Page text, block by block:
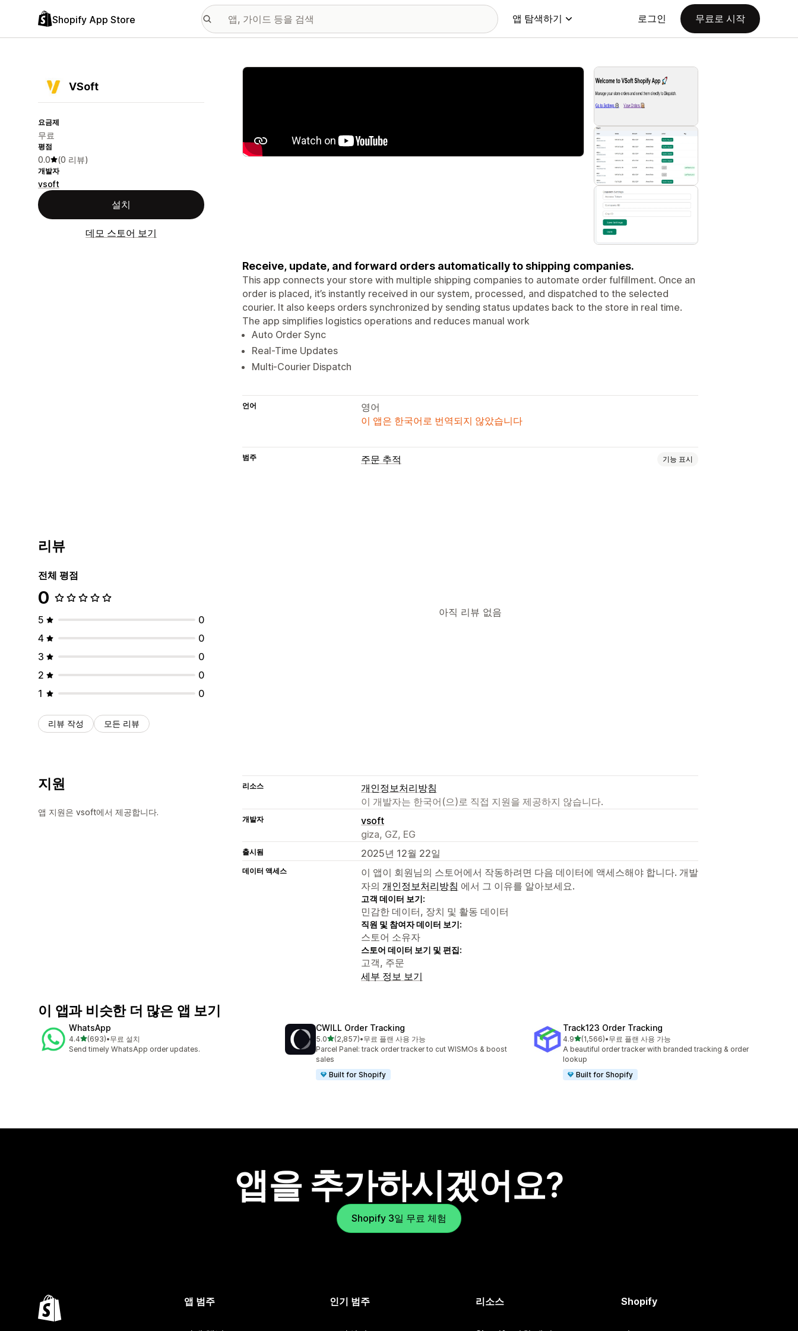
Shopify App Store 앱 탐색하기 로그인 무료로 시작
VSoft
요금제
무료
평점
0.0 (0 리뷰)
개발자
vsoft
설치
데모 스토어 보기
추천 이미지 갤러리
Receive, update, and forward orders automatically to shipping companies.
This app connects your store with multiple shipping companies to automate order fulfillment. Once an
order is placed, it’s instantly received in our system, processed, and dispatched to the selected
courier. It also keeps orders synchronized by sending status updates back to the store in real time.
The app simplifies logistics operations and reduces manual work
Auto Order Sync
Real-Time Updates
Multi-Courier Dispatch
언어
영어
이 앱은 한국어로 번역되지 않았습니다
범주 주문 추적 기능 표시
리뷰
전체 평점
0
5
0
4
0
3
0
2
0
1
0
리뷰 작성 모든 리뷰
아직 리뷰 없음
지원
앱 지원은 vsoft에서 제공합니다.
리소스
개인정보처리방침
이 개발자는 한국어(으)로 직접 지원을 제공하지 않습니다.
개발자
vsoft
giza, GZ, EG
출시됨 2025년 12월 22일
데이터 액세스
이 앱이 회원님의 스토어에서 작동하려면 다음 데이터에 액세스해야 합니다. 개발
자의 개인정보처리방침 에서 그 이유를 알아보세요.
고객 데이터 보기:
민감한 데이터, 장치 및 활동 데이터
직원 및 참여자 데이터 보기:
스토어 소유자
스토어 데이터 보기 및 편집:
고객, 주문
세부 정보 보기
이 앱과 비슷한 더 많은 앱 보기
WhatsApp
4.4별 5개 중
(693)
총 리뷰 693개
•무료 설치
Send timely WhatsApp order updates.
CWILL Order Tracking
5.0별 5개 중
(2,857)
총 리뷰 2857개
•무료 플랜 사용 가능
Parcel Panel: track order tracker to cut WISMOs & boost
sales
Built for Shopify
Track123 Order Tracking
4.9별 5개 중
(1,566)
총 리뷰 1566개
•무료 플랜 사용 가능
A beautiful order tracker with branded tracking & order
lookup
Built for Shopify
앱을 추가하시겠어요?
Shopify 3일 무료 체험
앱 범주 인기 범주 리소스 Shopify